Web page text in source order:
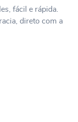
fácil e rápida.
direto com a